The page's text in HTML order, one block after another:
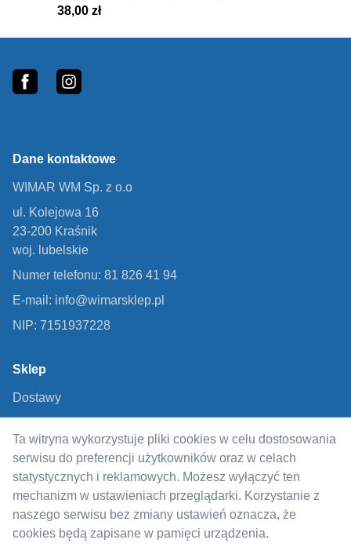
38,00 zł
Ta witryna wykorzystuje pliki cookies w celu dostosowania
serwisu do preferencji użytkowników oraz w celach
statystycznych i reklamowych. Możesz wyłączyć ten
mechanizm w ustawieniach przeglądarki. Korzystanie z
naszego serwisu bez zmiany ustawień oznacza, że
cookies będą zapisane w pamięci urządzenia.
Dane kontaktowe
WIMAR WM Sp. z o.o
ul. Kolejowa 16
23-200 Kraśnik
woj. lubelskie
Numer telefonu: 81 826 41 94
E-mail: info@wimarsklep.pl
NIP: 7151937228
Sklep
Dostawy
Regulamin
Polityka prywatności
Odstąpienie od umowy
Informacje